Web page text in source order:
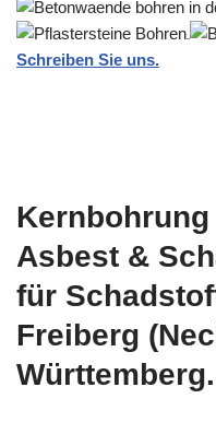
Schreiben Sie uns.
Asbest &
für
Freiberg
Württemberg.